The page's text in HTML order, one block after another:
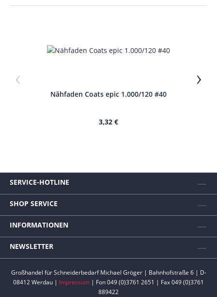
‹
Nähfaden Coats epic 1.000/120 #40
3,32 €
›
SERVICE-HOTLINE
SHOP SERVICE
INFORMATIONEN
NEWSLETTER
Großhandel für Schneiderbedarf Michael Gröger | Bahnhofstraße 6 | D-
08412 Werdau | Impressum | Fon 049 (0)3761 2651 | Fax 049 (0)3761
889422